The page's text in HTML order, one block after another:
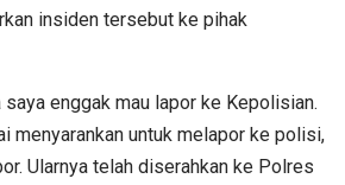
insiden tersebut ke pihak
enggak mau lapor ke Kepolisian.
menyarankan untuk melapor ke polisi,
Ularnya telah diserahkan ke Polres